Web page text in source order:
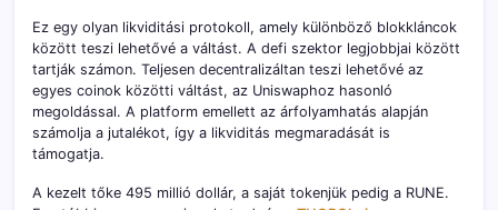
Ez egy olyan likviditási protokoll, amely különböző blokkláncok
között teszi lehetővé a váltást. A defi szektor legjobbjai között
tartják számon. Teljesen decentralizáltan teszi lehetővé az
egyes coinok közötti váltást, az Uniswaphoz hasonló
megoldással. A platform emellett az árfolyamhatás alapján
számolja a jutalékot, így a likviditás megmaradását is
támogatja.
A kezelt tőke 495 millió dollár, a saját tokenjük pedig a RUNE.